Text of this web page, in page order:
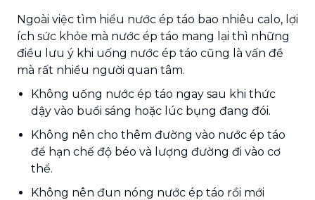
Ngoài việc tìm hiểu nước ép táo bao nhiêu calo, lợi
ích sức khỏe mà nước ép táo mang lại thì những
điều lưu ý khi uống nước ép táo cũng là vấn đề
mà rất nhiều người quan tâm.
Không uống nước ép táo ngay sau khi thức
dậy vào buổi sáng hoặc lúc bụng đang đói.
Không nên cho thêm đường vào nước ép táo
để hạn chế độ béo và lượng đường đi vào cơ
thể.
Không nên đun nóng nước ép táo rồi mới